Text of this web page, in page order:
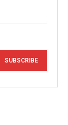
SUBSCRIBE